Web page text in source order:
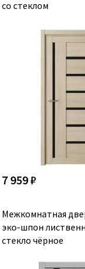
со стеклом
7 959 ₽
Межкомнатная
эко-шпон
стекло чёрное